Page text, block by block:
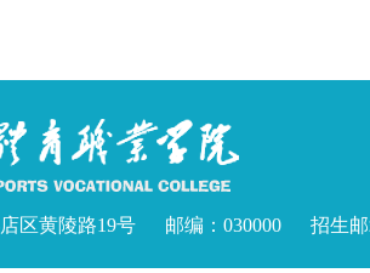
黄陵路19号 邮编：030000 招生邮箱